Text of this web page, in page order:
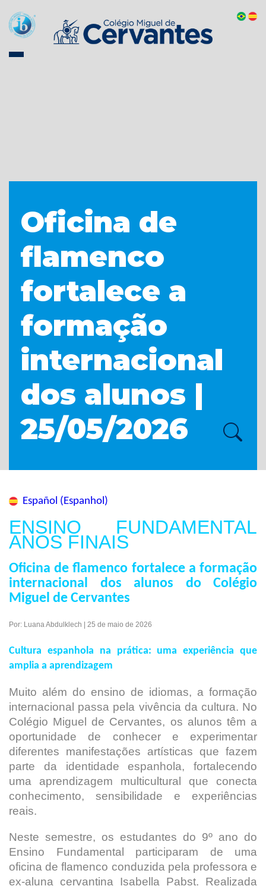
Oficina de
flamenco
fortalece a
formação
internacional
dos alunos |
25/05/2026
Español (Espanhol)
ENSINO FUNDAMENTAL
ANOS FINAIS
Oficina de flamenco fortalece a formação
internacional dos alunos do Colégio
Miguel de Cervantes
Por: Luana Abdulklech | 25 de maio de 2026
Cultura espanhola na prática: uma experiência que
amplia a aprendizagem
Muito além do ensino de idiomas, a formação
internacional passa pela vivência da cultura. No
Colégio Miguel de Cervantes, os alunos têm a
oportunidade de conhecer e experimentar
diferentes manifestações artísticas que fazem
parte da identidade espanhola, fortalecendo
uma aprendizagem multicultural que conecta
conhecimento, sensibilidade e experiências
reais.
Neste semestre, os estudantes do 9º ano do
Ensino Fundamental participaram de uma
oficina de flamenco conduzida pela professora e
ex-aluna cervantina Isabella Pabst. Realizada